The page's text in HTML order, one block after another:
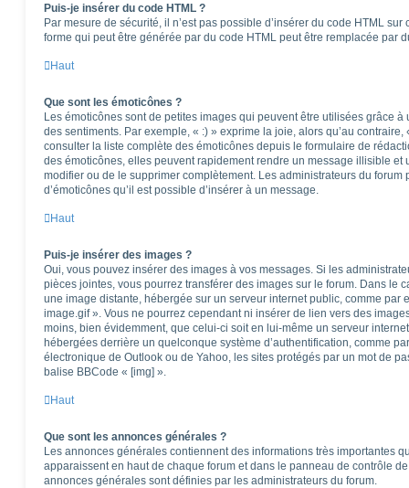
Puis-je insérer du code HTML ?
Par mesure de sécurité, il n’est pas possible d’insérer du code HTML
forme qui peut être générée par du code HTML peut être remplacée par
Haut
Que sont les émoticônes ?
Les émoticônes sont de petites images qui peuvent être utilisées grâce à
des sentiments. Par exemple, « :) » exprime la joie, alors qu’au
consulter la liste complète des émoticônes depuis le formulaire de
des émoticônes, elles peuvent rapidement rendre un message illisible et
modifier ou de le supprimer complètement. Les administrateurs du
d’émoticônes qu’il est possible d’insérer à un message.
Haut
Puis-je insérer des images ?
Oui, vous pouvez insérer des images à vos messages. Si les
pièces jointes, vous pourrez transférer des images sur le forum. Dans le
une image distante, hébergée sur un serveur internet public, comme par
image.gif ». Vous ne pourrez cependant ni insérer de lien vers des
moins, bien évidemment, que celui-ci soit en lui-même un serveur
hébergées derrière un quelconque système d’authentification, comme
électronique de Outlook ou de Yahoo, les sites protégés par un mot de
balise BBCode « [img] ».
Haut
Que sont les annonces générales ?
Les annonces générales contiennent des informations très importantes
apparaissent en haut de chaque forum et dans le panneau de contrôle
annonces générales sont définies par les administrateurs du forum.